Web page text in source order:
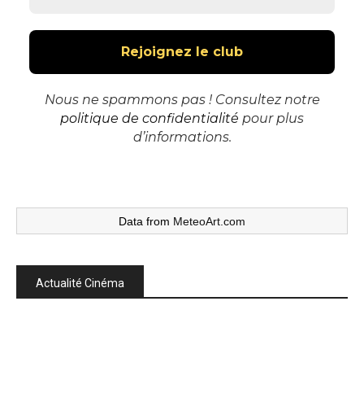
Nous ne spammons pas ! Consultez notre
politique de confidentialité pour plus
d’informations.
Data from MeteoArt.com
Actualité Cinéma